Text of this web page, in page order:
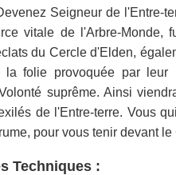
Seigneur de l'Entre-
vitale de l'Arbre-Monde,
du Cercle d'Elden,
la folie provoquée par
suprême. Ainsi
de l'Entre-terre. Vous
pour vous tenir devant
Techniques :